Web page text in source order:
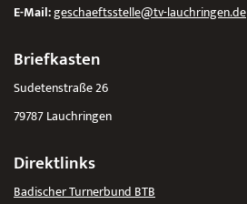
E-Mail:geschaeftsstelle@tv-lauchringen.de
Briefkasten
Sudetenstraße 26
79787 Lauchringen
Direktlinks
Badischer Turnerbund BTB